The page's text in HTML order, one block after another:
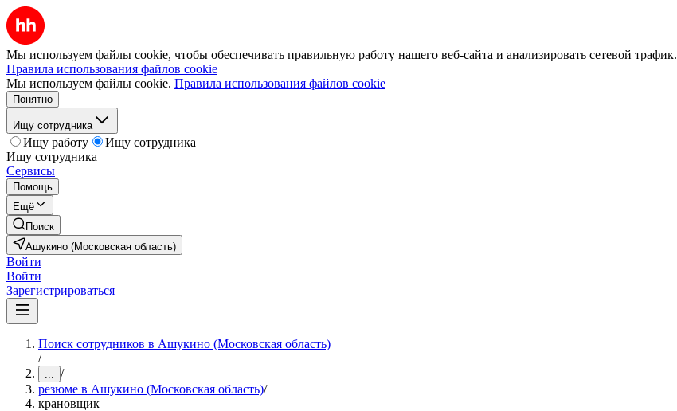
Мы используем файлы cookie, чтобы обеспечивать правильную работу нашего веб-сайта и анализировать сетевой трафик.
Правила использования файлов cookie
Мы используем файлы cookie. Правила использования файлов cookie
Понятно
Ищу сотрудника
Ищу работу
Ищу сотрудника
Ищу сотрудника
Сервисы
Помощь
Ещё
Поиск
Ашукино (Московская область)
Войти
Войти
Зарегистрироваться
Поиск сотрудников в Ашукино (Московская область)
/
... /
резюме в Ашукино (Московская область)/
крановщик